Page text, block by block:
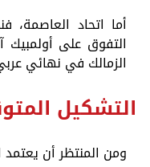
أما اتحاد العاصمة،
التفوق على
الزمالك في نهائي
التشكيل
ومن المنتظر أن يعتمد